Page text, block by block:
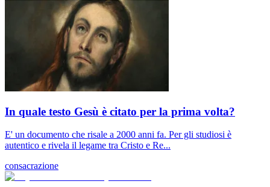
In quale testo Gesù è citato per la prima volta?
E' un documento che risale a 2000 anni fa. Per gli studiosi è
autentico e rivela il legame tra Cristo e Re...
consacrazione